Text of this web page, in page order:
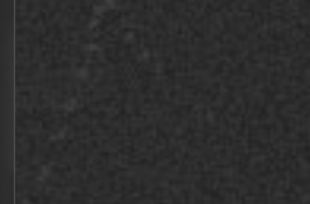
VAN TILBURG – BASTIANEN